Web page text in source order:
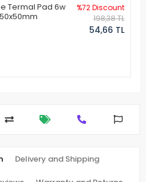
Termal Pad 6w
%72 Discount
198,38 TL
54,66 TL
Delivery and Shipping